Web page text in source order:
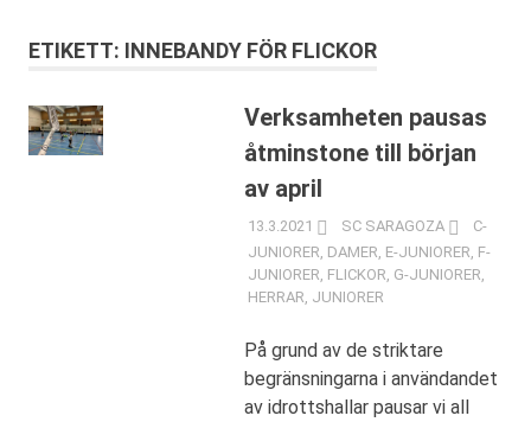
ETIKETT: INNEBANDY FÖR FLICKOR
Verksamheten pausas
åtminstone till början
av april
13.3.2021 SC SARAGOZA
C-
JUNIORER DAMER E-JUNIORER F-
JUNIORER FLICKOR G-JUNIORER
HERRAR JUNIORER
På grund av de striktare
begränsningarna i användandet
av idrottshallar pausar vi all